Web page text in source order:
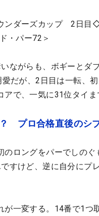
ンダーズカップ 2日目
・パー72＞
ながらも、ボギーとダ
だが、2日目は一転、
で、一気に31位タイま
？ プロ合格直後のシ
のロングをパーでしの
すけど、逆に自分にプ
が一変する。14番で1